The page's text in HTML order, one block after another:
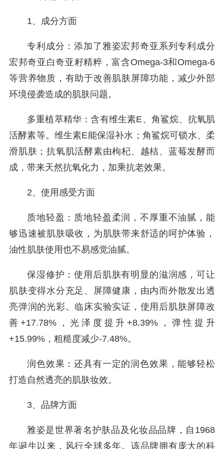
1、成分方面
专利成分：添加了雅姿宏邦奇亚系列专利成分
宏邦奇亚白奇亚籽精粹，富含Omega-3和Omega-6
等营养物质，有助于改善肌肤屏障功能，减少外部
环境侵袭造成的肌肤问题。
多重植萃精华：含有维生素E、角鲨烷、抗氧肌
活酵素等。维生素E能保湿补水；角鲨烷可锁水、柔
滑肌肤；抗氧肌活酵素由枸杞、越桔、蓝莓发酵而
成，带来天然抗氧化力，加乘抗老效果。
2、使用感受方面
质地轻盈：质地轻盈柔润，不厚重不油腻，能
够迅速被肌肤吸收，为肌肤带来舒适的呵护体验，
油性肌肤使用也不易感觉油腻。
保湿修护：使用后肌肤有明显的滋润感，可让
肌肤变得水分充足、屏障健康，由内而外散发出透
亮弹润的光彩。临床实验实证，使用后肌肤屏障改
善+17.78%，光泽度提升+8.39%，弹性提升
+15.99%，粗糙度减少-7.48%。
润色效果：还具有一定的润色效果，能够轻松
打造自然透亮的肌肤妆效。
3、品牌方面
雅姿是世界著名护肤品及化妆品品牌，自1968
年诞生以来，风行全球多年。该品牌拥有庞大的科